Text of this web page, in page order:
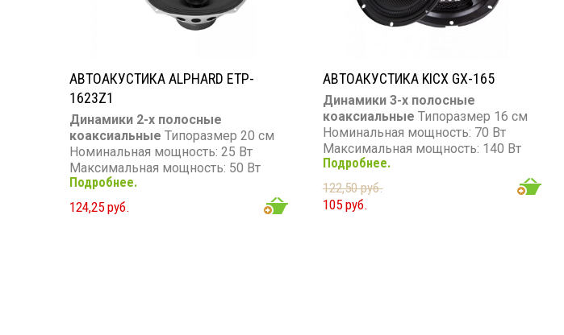
АВТОАКУСТИКА ALPHARD ETP-
1623Z1
Динамики 2-х полосные
коаксиальные Типоразмер 20 см
Номинальная мощность: 25 Вт
Максимальная мощность: 50 Вт
Диапазон частот: 60 - 18 000 Гц
Чувствительность: 91 дБ
Сопротивление: 4 Ом
Подробнее.
124,25 руб.
АВТОАКУСТИКА KICX GX-165
Динамики 3-х полосные
коаксиальные Типоразмер 16 см
Номинальная мощность: 70 Вт
Максимальная мощность: 140 Вт
Диапазон частот: 70 - 20 000 Гц
Чувствительность: 92 дБ
Сопротивление: 4 Ом
Подробнее.
122,50 руб.
105 руб.